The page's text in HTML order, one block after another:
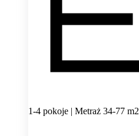
1-4 pokoje | Metraż 34-77 m2